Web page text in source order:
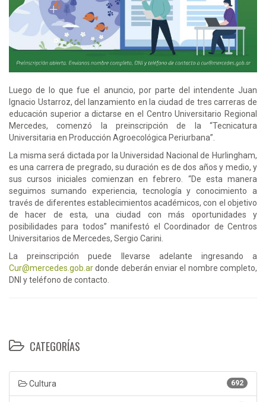
Luego de lo que fue el anuncio, por parte del intendente Juan
Ignacio Ustarroz, del lanzamiento en la ciudad de tres carreras de
educación superior a dictarse en el Centro Universitario Regional
Mercedes, comenzó la preinscripción de la “Tecnicatura
Universitaria en Producción Agroecológica Periurbana”.
La misma será dictada por la Universidad Nacional de Hurlingham,
es una carrera de pregrado, su duración es de dos años y medio, y
sus cursos iniciales comienzan en febrero. “De esta manera
seguimos sumando experiencia, tecnología y conocimiento a
través de diferentes establecimientos académicos, con el objetivo
de hacer de esta, una ciudad con más oportunidades y
posibilidades para todos” manifestó el Coordinador de Centros
Universitarios de Mercedes, Sergio Carini.
La preinscripción puede llevarse adelante ingresando a
Cur@mercedes.gob.ardonde deberán enviar el nombre completo,
DNI y teléfono de contacto.
CATEGORÍAS
692
Cultura